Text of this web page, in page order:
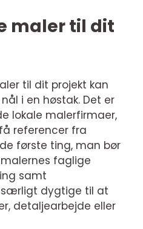
maler til dit
til dit projekt kan
i en høstak. Det er
lokale malerfirmaer,
referencer fra
første ting, man bør
faglige
samt
særligt dygtige til at
detaljearbejde eller